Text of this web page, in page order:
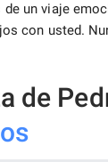
de un viaje
con usted.
de